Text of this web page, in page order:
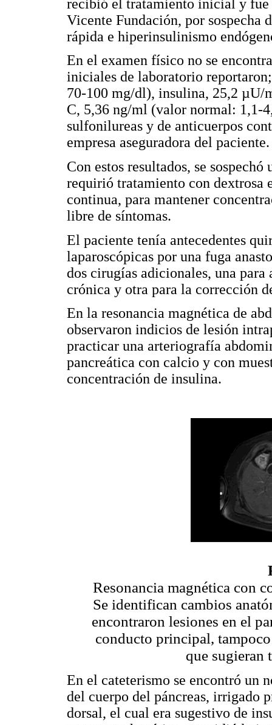
recibió el tratamiento inicial y
Vicente Fundación, por sospecha
rápida e hiperinsulinismo
En el examen físico no se
iniciales de laboratorio
70-100 mg/dl), insulina, 25,2
C, 5,36 ng/ml (valor normal: 1,1-
sulfonilureas y de anticuerpos
empresa aseguradora del paciente.
Con estos resultados, se
requirió tratamiento con dextrosa
continua, para mantener
libre de síntomas.
El paciente tenía antecedentes
laparoscópicas por una fuga
dos cirugías adicionales, una
crónica y otra para la corrección
En la resonancia magnética de
observaron indicios de lesión
practicar una arteriografía
pancreática con calcio y con
concentración de insulina.
Resonancia magnética con
Se identifican cambios
encontraron lesiones en el
conducto principal, tampoco
que sugieran
En el cateterismo se encontró un
del cuerpo del páncreas, irrigado
dorsal, el cual era sugestivo de